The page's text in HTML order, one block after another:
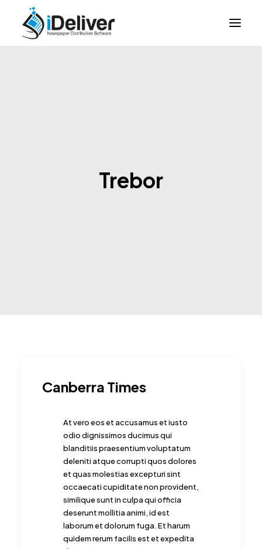
Trebor
Canberra Times
At vero eos et accusamus et iusto
odio dignissimos ducimus qui
blanditiis praesentium voluptatum
deleniti atque corrupti quos dolores
et quas molestias excepturi sint
occaecati cupiditate non provident,
similique sunt in culpa qui officia
deserunt mollitia animi, id est
laborum et dolorum fuga. Et harum
quidem rerum facilis est et expedita